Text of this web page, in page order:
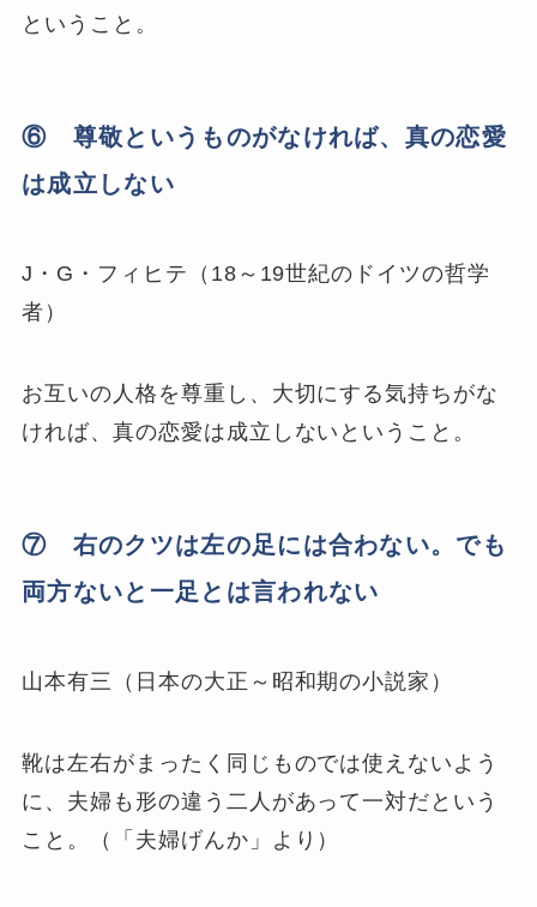
ということ。
⑥ 尊敬というものがなければ、真の恋愛
は成立しない
J・G・フィヒテ（18～19世紀のドイツの哲学
者）
お互いの人格を尊重し、大切にする気持ちがな
ければ、真の恋愛は成立しないということ。
⑦ 右のクツは左の足には合わない。でも
両方ないと一足とは言われない
山本有三（日本の大正～昭和期の小説家）
靴は左右がまったく同じものでは使えないよう
に、夫婦も形の違う二人があって一対だという
こと。（「夫婦げんか」より）